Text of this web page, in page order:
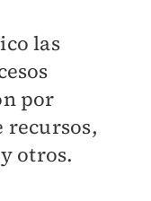
las
por
recursos,
otros.